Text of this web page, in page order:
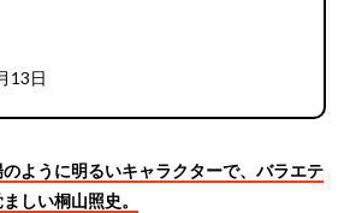
13日
ように明るいキャラクターで、バラエテ
しい桐山照史。